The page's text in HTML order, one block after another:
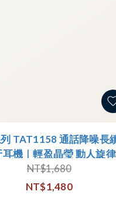
TAT1158 通話降噪長
耳機｜輕盈晶瑩 動人旋律
NT$1,680
NT$1,480